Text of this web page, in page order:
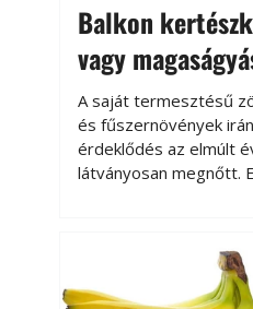
Balkon
vagy
Helytakarékos
kertészkedés
A saját termesztésű
és fűszernövények
érdeklődés az elmúlt
látványosan megnőtt.
kertészkedés sokak
kikapcsolódást és